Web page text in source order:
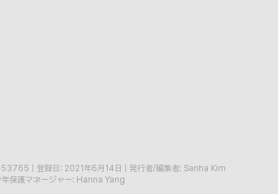
53765 登録日: 2021年6月14日
発行者/編集者: Sanha Kim
年保護マネージャー: Hanna Yang